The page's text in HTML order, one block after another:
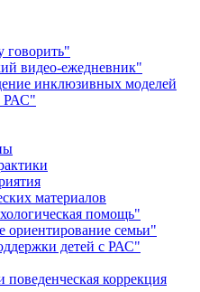
говорить"
видео-ежедневник"
инклюзивных моделей
РАС"
материалов
помощь"
ориентирование семьи"
детей с РАС"
коррекция